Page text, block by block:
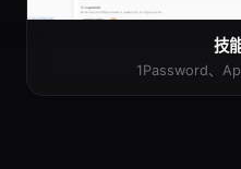
技
1Password、